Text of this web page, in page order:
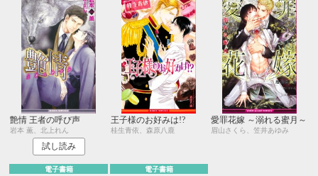
艶情 王者の呼び声
岩本 薫、北上れん
試し読み
王子様のお好みは!?
桂生青依、森原八鹿
愛罪花嫁 ～溺れる蜜月～
眉山さくら、笠井あゆみ
電子書籍 電子書籍